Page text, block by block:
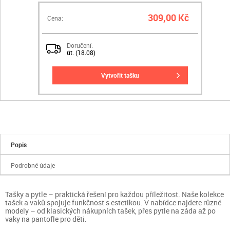
Cena: 309,00 Kč
Doručení:
út. (18.08)
vytvořit tašku
Popis
Podrobné údaje
Tašky a pytle – praktická řešení pro každou příležitost. Naše kolekce
tašek a vaků spojuje funkčnost s estetikou. V nabídce najdete různé
modely – od klasických nákupních tašek, přes pytle na záda až po
vaky na pantofle pro děti.